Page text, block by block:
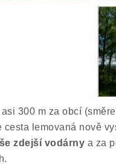
300 m za obcí
cesta lemovaná nově
zdejší vodárny a za